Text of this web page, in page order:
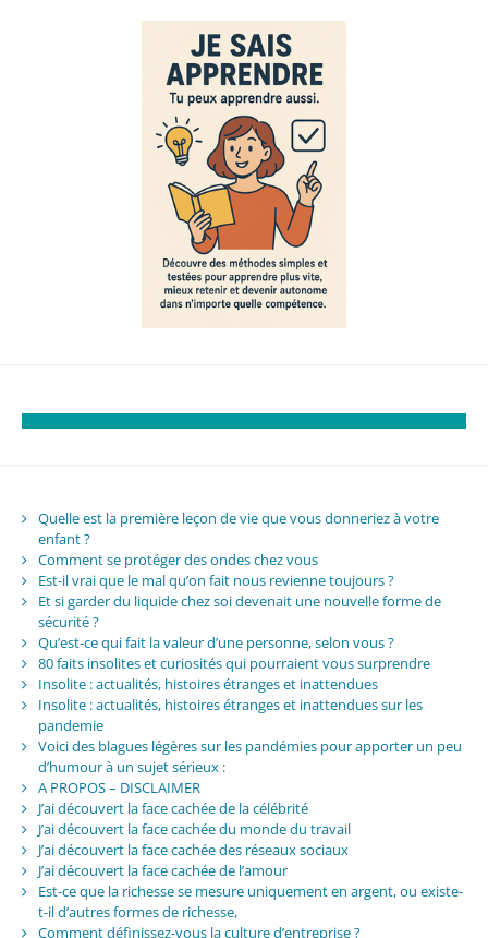
Quelle est la première leçon de vie que vous donneriez à votre
enfant ?
Comment se protéger des ondes chez vous
Est-il vrai que le mal qu’on fait nous revienne toujours ?
Et si garder du liquide chez soi devenait une nouvelle forme de
sécurité ?
Qu’est-ce qui fait la valeur d’une personne, selon vous ?
80 faits insolites et curiosités qui pourraient vous surprendre
Insolite : actualités, histoires étranges et inattendues
Insolite : actualités, histoires étranges et inattendues sur les
pandemie
Voici des blagues légères sur les pandémies pour apporter un peu
d’humour à un sujet sérieux :
A PROPOS – DISCLAIMER
J’ai découvert la face cachée de la célébrité
J’ai découvert la face cachée du monde du travail
J’ai découvert la face cachée des réseaux sociaux
J’ai découvert la face cachée de l’amour
Est-ce que la richesse se mesure uniquement en argent, ou existe-
t-il d’autres formes de richesse,
Comment définissez-vous la culture d’entreprise ?